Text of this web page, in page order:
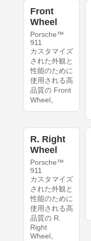
Front
Wheel
Porsche™
911
カスタマイズ
された外観と
性能のために
使用される高
品質の Front
Wheel。
R. Right
Wheel
Porsche™
911
カスタマイズ
された外観と
性能のために
使用される高
品質の R.
Right
Wheel。